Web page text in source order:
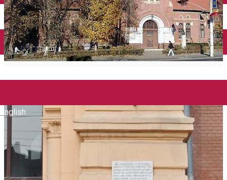
English
Închirieri auto
Închirieri biciclete
Taxi
Încărcare vehicule electrice